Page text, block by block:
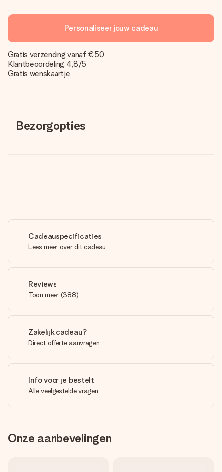
Personaliseer jouw cadeau
Gratis verzending vanaf €50
Klantbeoordeling 4,8/5
Gratis wenskaartje
Bezorgopties
Cadeauspecificaties
Lees meer over dit cadeau
Reviews
Toon meer (388)
Zakelijk cadeau?
Direct offerte aanvragen
Info voor je bestelt
Alle veelgestelde vragen
Onze aanbevelingen